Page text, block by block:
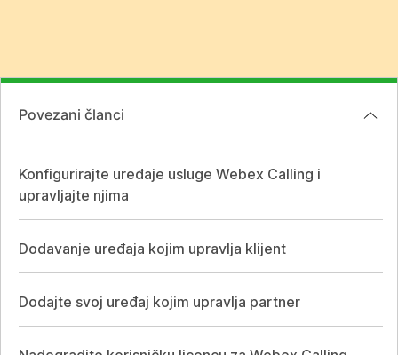
Povezani članci
Konfigurirajte uređaje usluge Webex Calling i
upravljajte njima
Dodavanje uređaja kojim upravlja klijent
Dodajte svoj uređaj kojim upravlja partner